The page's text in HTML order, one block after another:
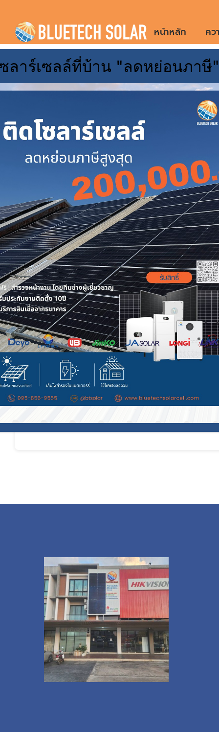
content
หน้าหลัก คว
ป้
Arkad
ฝุ่น pm2.5 คือ อะไร
ฝุ่น PM2.5 คืออะไร? ภัยเงียบที่รุนแรงขึ้น และวิธีรับ
Arkad โดย BlueTech Solar ในปัจจุบัน ท้องฟ้าที่ดูเ
หมอกจางๆ ในยามเช้า อาจไม่ใช่สัญญาณของอากา
ไป
Continue reading
ลาร์เซลล์ที่บ้าน "ลดหย่อนภาษี